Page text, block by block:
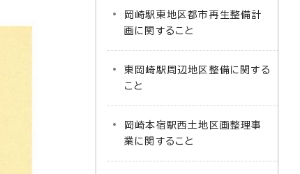
岡崎駅東地区都市再生整備計
画に関すること
東岡崎駅周辺地区整備に関する
こと
岡崎本宿駅西土地区画整理事
業に関すること